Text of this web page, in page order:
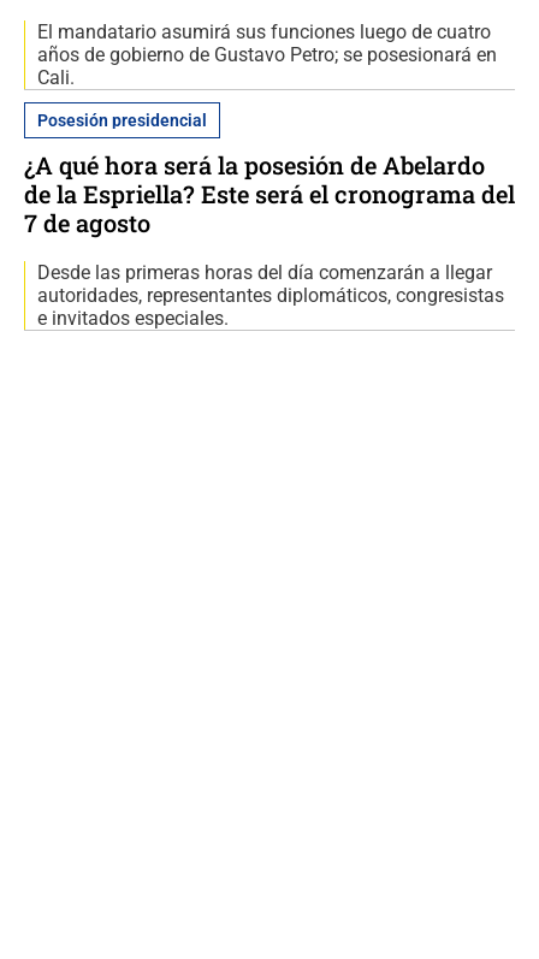
El mandatario asumirá sus funciones luego de cuatro
años de gobierno de Gustavo Petro; se posesionará en
Cali.
Posesión presidencial
¿A qué hora será la posesión de Abelardo
de la Espriella? Este será el cronograma del
7 de agosto
Desde las primeras horas del día comenzarán a llegar
autoridades, representantes diplomáticos, congresistas
e invitados especiales.